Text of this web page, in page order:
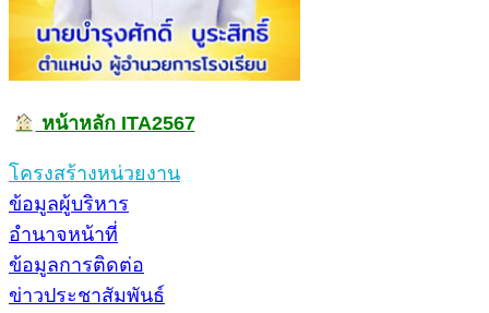
หน้าหลัก ITA2567
โครงสร้างหน่วยงาน
ข้อมูลผู้บริหาร
อำนาจหน้าที่
ข้อมูลการติดต่อ
ข่าวประชาสัมพันธ์